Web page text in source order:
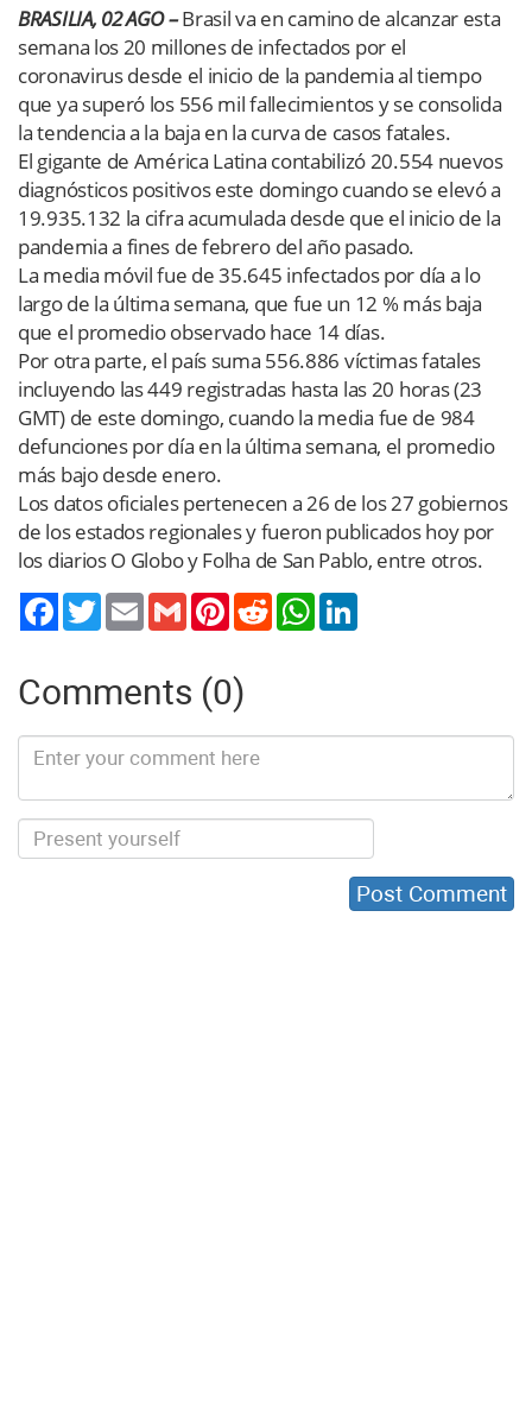
BRASILIA, 02 AGO –Brasil va en camino de alcanzar esta
semana los 20 millones de infectados por el
coronavirus desde el inicio de la pandemia al tiempo
que ya superó los 556 mil fallecimientos y se consolida
la tendencia a la baja en la curva de casos fatales.
El gigante de América Latina contabilizó 20.554 nuevos
diagnósticos positivos este domingo cuando se elevó a
19.935.132 la cifra acumulada desde que el inicio de la
pandemia a fines de febrero del año pasado.
La media móvil fue de 35.645 infectados por día a lo
largo de la última semana, que fue un 12 % más baja
que el promedio observado hace 14 días.
Por otra parte, el país suma 556.886 víctimas fatales
incluyendo las 449 registradas hasta las 20 horas (23
GMT) de este domingo, cuando la media fue de 984
defunciones por día en la última semana, el promedio
más bajo desde enero.
Los datos oficiales pertenecen a 26 de los 27 gobiernos
de los estados regionales y fueron publicados hoy por
los diarios O Globo y Folha de San Pablo, entre otros.
TwitterEmail Gmail PinterestReddit WhatsApp
Comments (0)